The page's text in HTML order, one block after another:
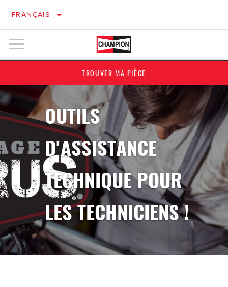
FRANÇAIS
TROUVER MA PIÈCE
OUTILS
D'ASSISTANCE
TECHNIQUE POUR
LES TECHNICIENS !